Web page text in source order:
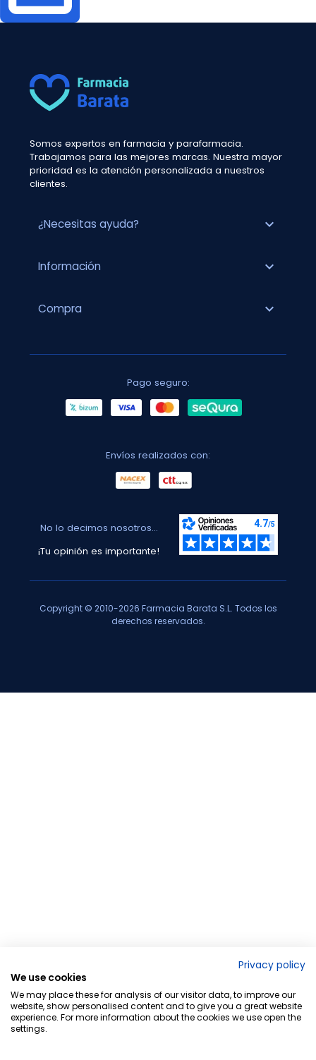
Somos expertos en farmacia y parafarmacia.
Trabajamos para las mejores marcas. Nuestra mayor
prioridad es la atención personalizada a nuestros
clientes.
¿Necesitas ayuda? expand_more
Información expand_more
Compra expand_more
Pago seguro:
Envíos realizados con:
No lo decimos nosotros...
¡Tu opinión es importante!
Copyright © 2010-2026 Farmacia Barata S.L. Todos los
derechos reservados.
Privacy policy
We use cookies
We may place these for analysis of our visitor data, to improve our
website, show personalised content and to give you a great website
experience. For more information about the cookies we use open the
settings.